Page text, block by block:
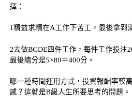
擇：
1精益求精在A工作下苦工，最後拿到
2去做BCDE四件工作，每件工作投注
最後總分是5×80＝400分。
哪一種時間運用方式，投資報酬率較
感？這就是B級人生所要思考的問題。